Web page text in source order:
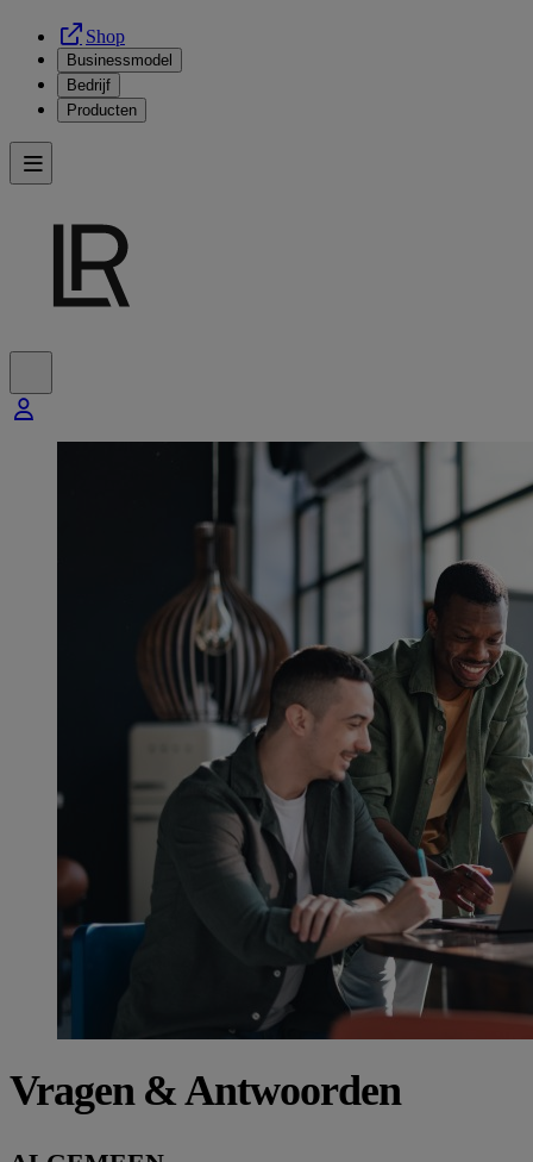
Shop
Businessmodel
Bedrijf
Producten
Vragen & Antwoorden